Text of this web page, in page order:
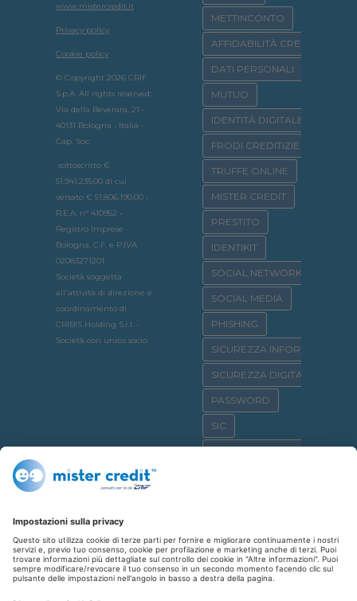
www.mistercredit.it
Privacy policy
Cookie policy
© Copyright 2026 CRIF
S.p.A. All rights reserved:
Via della Beverara, 21 •
40131 Bologna • Italia -
Cap. Soc.
sottoscritto €
51.941.235,00 di cui
versato € 51.806.190,00 •
R.E.A. n° 410952 •
Registro Imprese
Bologna, C.F. e P.IVA
02083271201
Società soggetta
all'attività di direzione e
coordinamento di
CRIBIS Holding S.r.l. -
Società con unico socio
METTINCONTO
AFFIDABILITÀ CREDITIZIA
DATI PERSONALI
MUTUO
IDENTITÀ DIGITALE
FRODI CREDITIZIE
TRUFFE ONLINE
MISTER CREDIT
PRESTITO
IDENTIKIT
SOCIAL NETWORK
SOCIAL MEDIA
PHISHING
SICUREZZA INFORMATICA
SICUREZZA DIGITALE
PASSWORD
SIC
CREDITO AL CONSUMO
SHOPPING